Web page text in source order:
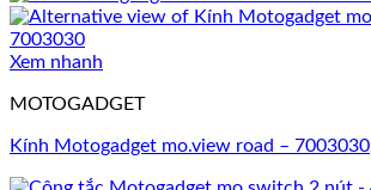
Xem nhanh
MOTOGADGET
Kính Motogadget mo.view road – 7003030